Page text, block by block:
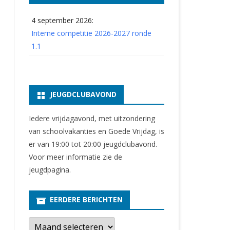
4 september 2026:
Interne competitie 2026-2027 ronde
1.1
JEUGDCLUBAVOND
Iedere vrijdagavond, met uitzondering
van schoolvakanties en Goede Vrijdag, is
er van 19:00 tot 20:00 jeugdclubavond.
Voor meer informatie zie de
jeugdpagina.
EERDERE BERICHTEN
E